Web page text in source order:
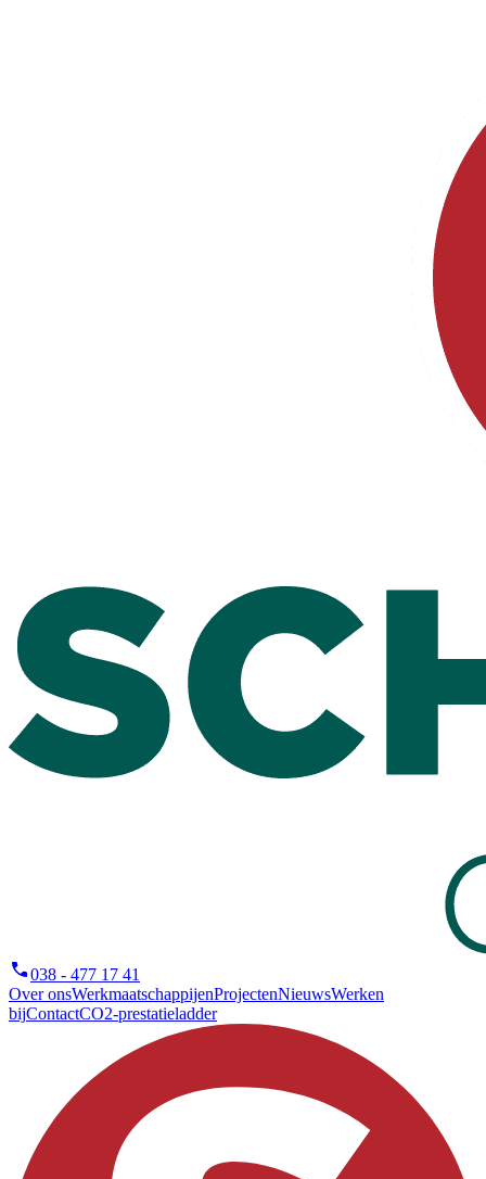
038 - 477 17 41
Over onsWerkmaatschappijenProjectenNieuwsWerken
bijContactCO2-prestatieladder